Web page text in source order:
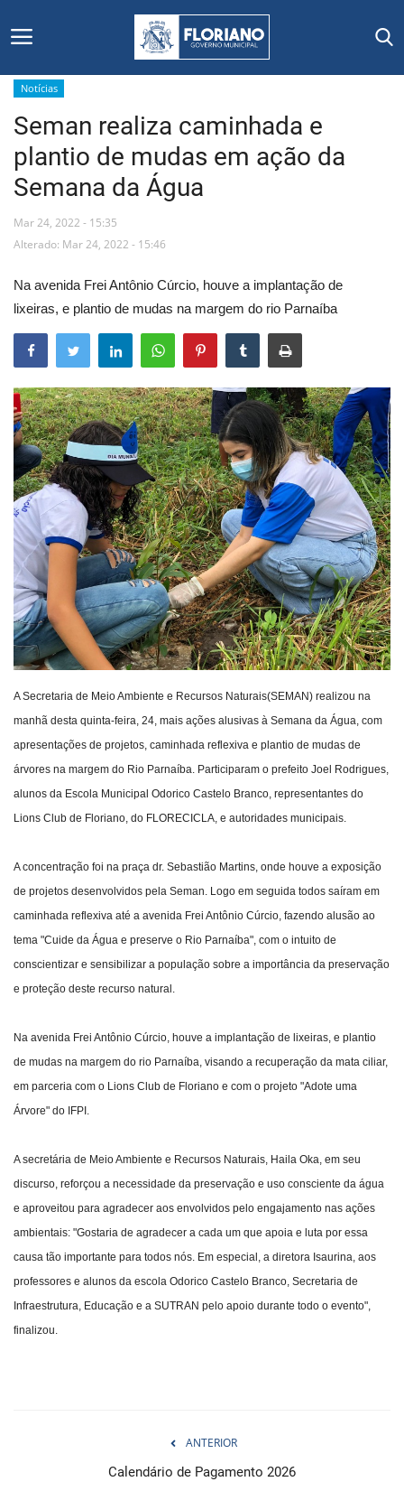
Início
Editais
Floriano
Mural de Licitações
Notícias
Vídeos
Webmail
Contato
Notícias
Seman realiza caminhada e
plantio de mudas em ação da
Semana da Água
Mar 24, 2022 - 15:35
Alterado: Mar 24, 2022 - 15:46
Na avenida Frei Antônio Cúrcio, houve a implantação de
lixeiras, e plantio de mudas na margem do rio Parnaíba
A Secretaria de Meio Ambiente e Recursos Naturais(SEMAN) realizou na
manhã desta quinta-feira, 24, mais ações alusivas à Semana da Água, com
apresentações de projetos, caminhada reflexiva e plantio de mudas de
árvores na margem do Rio Parnaíba. Participaram o prefeito Joel Rodrigues,
alunos da Escola Municipal Odorico Castelo Branco, representantes do
Lions Club de Floriano, do FLORECICLA, e autoridades municipais.
A concentração foi na praça dr. Sebastião Martins, onde houve a exposição
de projetos desenvolvidos pela Seman. Logo em seguida todos saíram em
caminhada reflexiva até a avenida Frei Antônio Cúrcio, fazendo alusão ao
tema "Cuide da Água e preserve o Rio Parnaíba", com o intuito de
conscientizar e sensibilizar a população sobre a importância da preservação
e proteção deste recurso natural.
Na avenida Frei Antônio Cúrcio, houve a implantação de lixeiras, e plantio
de mudas na margem do rio Parnaíba, visando a recuperação da mata ciliar,
em parceria com o Lions Club de Floriano e com o projeto "Adote uma
Árvore" do IFPI.
A secretária de Meio Ambiente e Recursos Naturais, Haila Oka, em seu
discurso, reforçou a necessidade da preservação e uso consciente da água
e aproveitou para agradecer aos envolvidos pelo engajamento nas ações
ambientais: "Gostaria de agradecer a cada um que apoia e luta por essa
causa tão importante para todos nós. Em especial, a diretora Isaurina, aos
professores e alunos da escola Odorico Castelo Branco, Secretaria de
Infraestrutura, Educação e a SUTRAN pelo apoio durante todo o evento",
finalizou.
ANTERIOR
Calendário de Pagamento 2026